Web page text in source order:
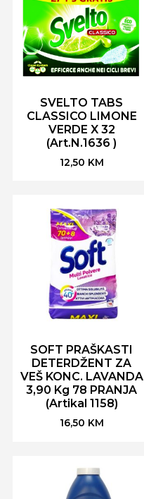
SVELTO TABS
CLASSICO LIMONE
VERDE X 32
(Art.N.1636 )
12,50 KM
SOFT PRAŠKASTI
DETERDŽENT ZA
VEŠ KONC. LAVANDA
3,90 Kg 78 PRANJA
(Artikal 1158)
16,50 KM